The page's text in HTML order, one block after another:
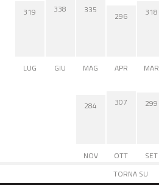
319
LUG
338
GIU
335
MAG
296
APR
318
MAR
284
NOV
307
OTT
299
SET
TORNA SU